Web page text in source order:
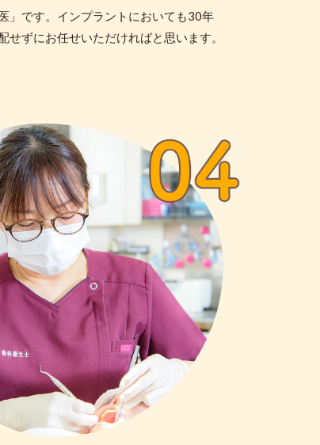
」です。インプラントにおいても30年
ずにお任せいただければと思います。